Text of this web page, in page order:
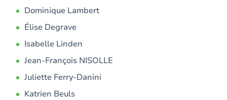
Dominique Lambert
Élise Degrave
Isabelle Linden
Jean-François NISOLLE
Juliette Ferry-Danini
Katrien Beuls